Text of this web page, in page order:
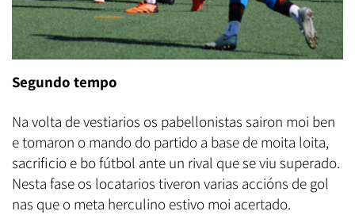
Segundo tempo
Na volta de vestiarios os pabellonistas sairon moi ben
e tomaron o mando do partido a base de moita loita,
sacrificio e bo fútbol ante un rival que se viu superado.
Nesta fase os locatarios tiveron varias accións de gol
nas que o meta herculino estivo moi acertado.